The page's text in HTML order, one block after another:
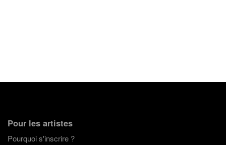
Pour les artistes
Pourquoi s'inscrire ?